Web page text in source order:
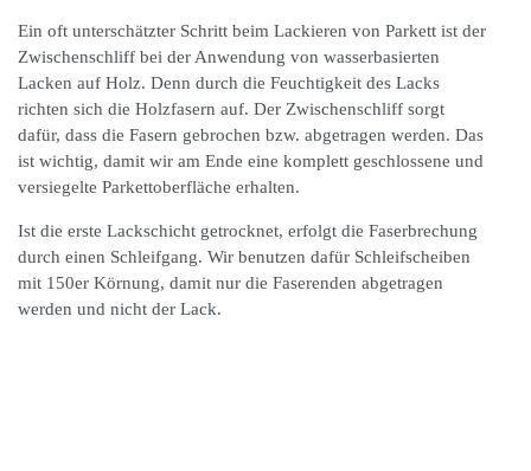
Ein oft unterschätzter Schritt beim Lackieren von Parkett ist der
Zwischenschliff bei der Anwendung von wasserbasierten
Lacken auf Holz. Denn durch die Feuchtigkeit des Lacks
richten sich die Holzfasern auf. Der Zwischenschliff sorgt
dafür, dass die Fasern gebrochen bzw. abgetragen werden. Das
ist wichtig, damit wir am Ende eine komplett geschlossene und
versiegelte Parkettoberfläche erhalten.
Ist die erste Lackschicht getrocknet, erfolgt die Faserbrechung
durch einen Schleifgang. Wir benutzen dafür Schleifscheiben
mit 150er Körnung, damit nur die Faserenden abgetragen
werden und nicht der Lack.